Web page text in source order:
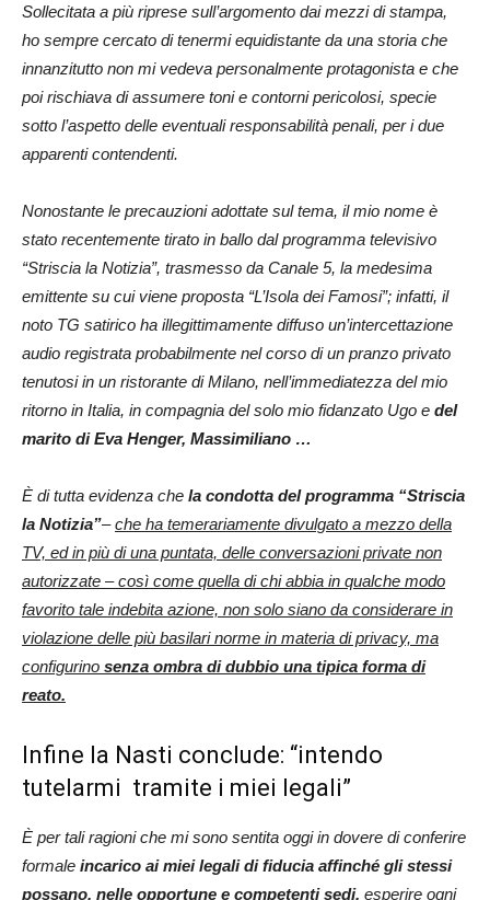
Sollecitata a più riprese sull’argomento dai mezzi di stampa,
ho sempre cercato di tenermi equidistante da una storia che
innanzitutto non mi vedeva personalmente protagonista e che
poi rischiava di assumere toni e contorni pericolosi, specie
sotto l’aspetto delle eventuali responsabilità penali, per i due
apparenti contendenti.
Nonostante le precauzioni adottate sul tema, il mio nome è
stato recentemente tirato in ballo dal programma televisivo
“Striscia la Notizia”, trasmesso da Canale 5, la medesima
emittente su cui viene proposta “L’Isola dei Famosi”; infatti, il
noto TG satirico ha illegittimamente diffuso un’intercettazione
audio registrata probabilmente nel corso di un pranzo privato
tenutosi in un ristorante di Milano, nell’immediatezza del mio
ritorno in Italia, in compagnia del solo mio fidanzato Ugo e del
marito di Eva Henger, Massimiliano …
È di tutta evidenza che la condotta del programma “Striscia
la Notizia”–che ha temerariamente divulgato a mezzo della
TV, ed in più di una puntata, delle conversazioni private non
autorizzate – così come quella di chi abbia in qualche modo
favorito tale indebita azione, non solo siano da considerare in
violazione delle più basilari norme in materia di privacy, ma
configurino senza ombra di dubbio una tipica forma di
reato.
Infine la Nasti conclude: “intendo
tutelarmi tramite i miei legali”
È per tali ragioni che mi sono sentita oggi in dovere di conferire
formale incarico ai miei legali di fiducia affinché gli stessi
possano, nelle opportune e competenti sedi, esperire ogni